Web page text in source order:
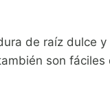
de raíz dulce
son